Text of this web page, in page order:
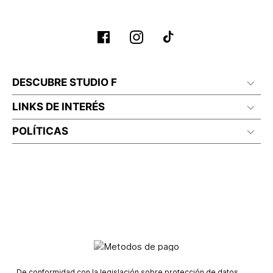
DESCUBRE STUDIO F
LINKS DE INTERÉS
POLÍTICAS